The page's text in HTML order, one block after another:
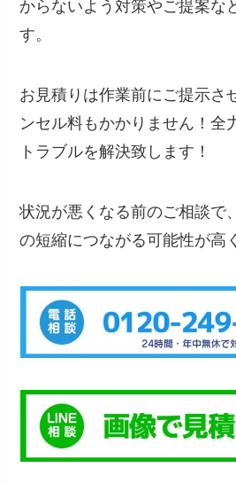
からないよう対策やご提案な
す。
お見積りは作業前にご提示さ
ンセル料もかかりません！全
トラブルを解決致します！
状況が悪くなる前のご相談で
の短縮につながる可能性が高